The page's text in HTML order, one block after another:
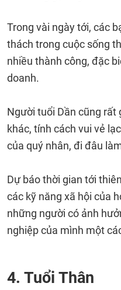
Trong vài ngày tới, các
thách trong cuộc sống
nhiều thành công, đặc
doanh.
Người tuổi Dần cũng rất
khác, tính cách vui vẻ
của quý nhân, đi đâu
Dự báo thời gian tới
các kỹ năng xã hội của
những người có ảnh
nghiệp của mình một
4. Tuổi Thân